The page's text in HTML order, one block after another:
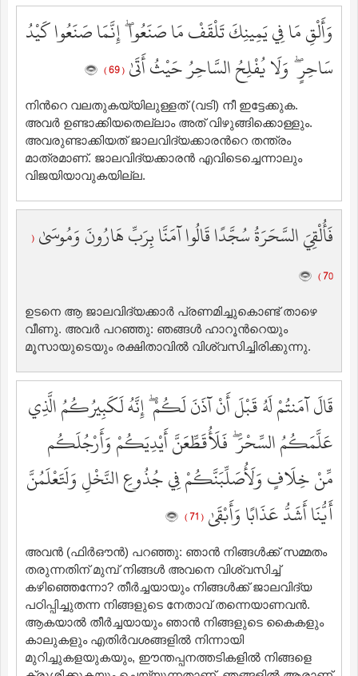
وَأَلْقِ مَا فِي يَمِينِكَ تَلْقَفْ مَا صَنَعُوا ۖ إِنَّمَا صَنَعُوا كَيْدُ
سَاحِرٍ ۖ وَلَا يُفْلِحُ السَّاحِرُ حَيْثُ أَتَىٰ ( 69 )
നിന്‍റെ വലതുകയ്യിലുള്ളത് (വടി) നീ ഇട്ടേക്കുക.
അവര്‍ ഉണ്ടാക്കിയതെല്ലാം അത് വിഴുങ്ങിക്കൊള്ളും.
അവരുണ്ടാക്കിയത് ജാലവിദ്യക്കാരന്‍റെ തന്ത്രം
മാത്രമാണ്‌. ജാലവിദ്യക്കാരന്‍ എവിടെച്ചെന്നാലും
വിജയിയാവുകയില്ല.
فَأُلْقِيَ السَّحَرَةُ سُجَّدًا قَالُوا آمَنَّا بِرَبِّ هَارُونَ وَمُوسَىٰ (
70 )
ഉടനെ ആ ജാലവിദ്യക്കാര്‍ പ്രണമിച്ചുകൊണ്ട് താഴെ
വീണു. അവര്‍ പറഞ്ഞു: ഞങ്ങള്‍ ഹാറൂന്‍റെയും
മൂസായുടെയും രക്ഷിതാവില്‍ വിശ്വസിച്ചിരിക്കുന്നു.
قَالَ آمَنتُمْ لَهُ قَبْلَ أَنْ آذَنَ لَكُمْ ۖ إِنَّهُ لَكَبِيرُكُمُ الَّذِي
عَلَّمَكُمُ السِّحْرَ ۖ فَلَأُقَطِّعَنَّ أَيْدِيَكُمْ وَأَرْجُلَكُم
مِّنْ خِلَافٍ وَلَأُصَلِّبَنَّكُمْ فِي جُذُوعِ النَّخْلِ وَلَتَعْلَمُنَّ
أَيُّنَا أَشَدُّ عَذَابًا وَأَبْقَىٰ ( 71 )
അവന്‍ (ഫിര്‍ഔന്‍) പറഞ്ഞു: ഞാന്‍ നിങ്ങള്‍ക്ക് സമ്മതം
തരുന്നതിന് മുമ്പ് നിങ്ങള്‍ അവനെ വിശ്വസിച്ച്
കഴിഞ്ഞെന്നോ? തീര്‍ച്ചയായും നിങ്ങള്‍ക്ക് ജാലവിദ്യ
പഠിപ്പിച്ചുതന്ന നിങ്ങളുടെ നേതാവ് തന്നെയാണവന്‍.
ആകയാല്‍ തീര്‍ച്ചയായും ഞാന്‍ നിങ്ങളുടെ കൈകളും
കാലുകളും എതിര്‍വശങ്ങളില്‍ നിന്നായി
മുറിച്ചുകളയുകയും, ഈന്തപ്പനത്തടികളില്‍ നിങ്ങളെ